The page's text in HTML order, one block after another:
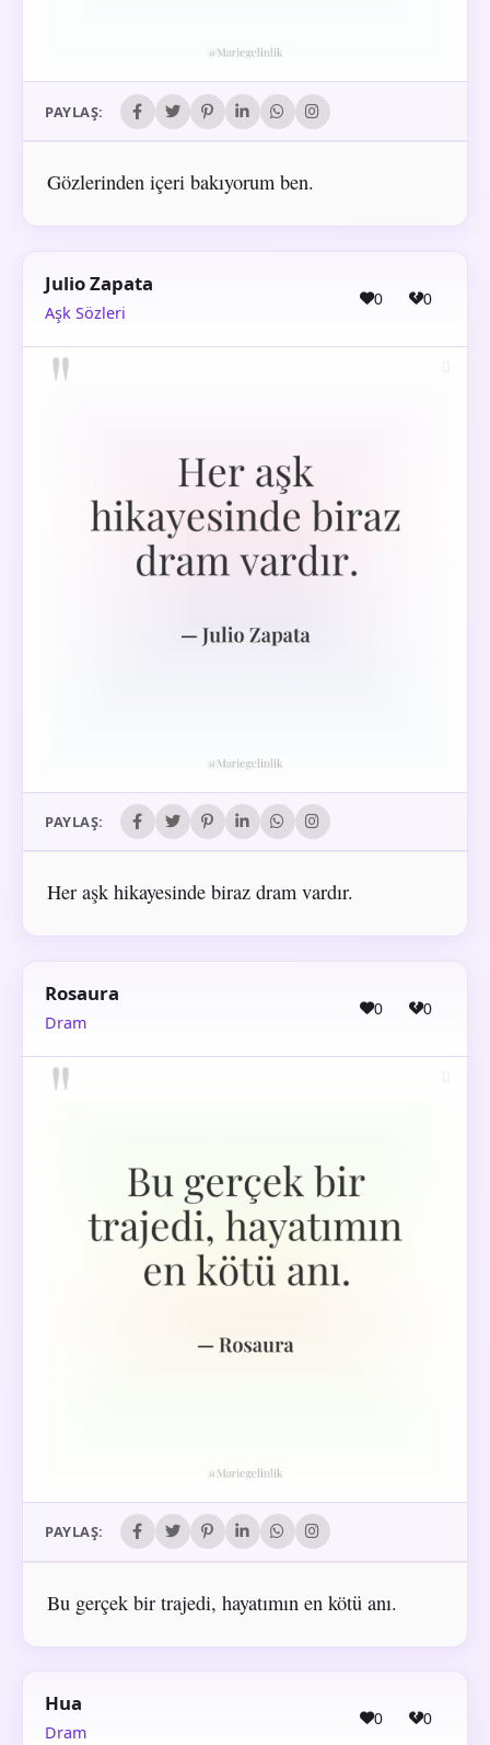
PAYLAŞ:
Gözlerinden içeri bakıyorum ben.
Julio Zapata
Aşk Sözleri
0 0
PAYLAŞ:
Her aşk hikayesinde biraz dram vardır.
Rosaura
Dram
0 0
PAYLAŞ:
Bu gerçek bir trajedi, hayatımın en kötü anı.
Hua
Dram
0 0